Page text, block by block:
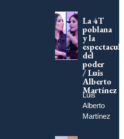
La 4T
poblana
y la
del
poder
/ Luis
Alberto
Martínez
Luis
Alberto
Martínez